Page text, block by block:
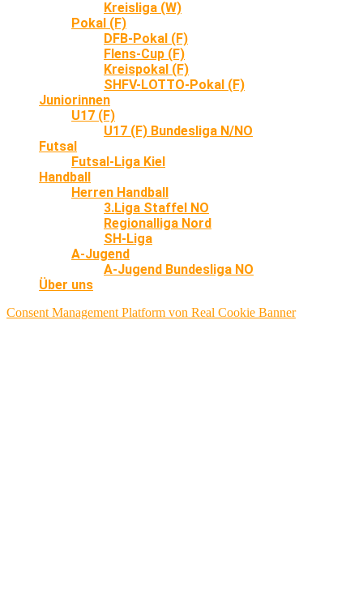
Kreisliga (W)
Pokal (F)
DFB-Pokal (F)
Flens-Cup (F)
Kreispokal (F)
SHFV-LOTTO-Pokal (F)
Juniorinnen
U17 (F)
U17 (F) Bundesliga N/NO
Futsal
Futsal-Liga Kiel
Handball
Herren Handball
3.Liga Staffel NO
Regionalliga Nord
SH-Liga
A-Jugend
A-Jugend Bundesliga NO
Über uns
Consent Management Platform von Real Cookie Banner